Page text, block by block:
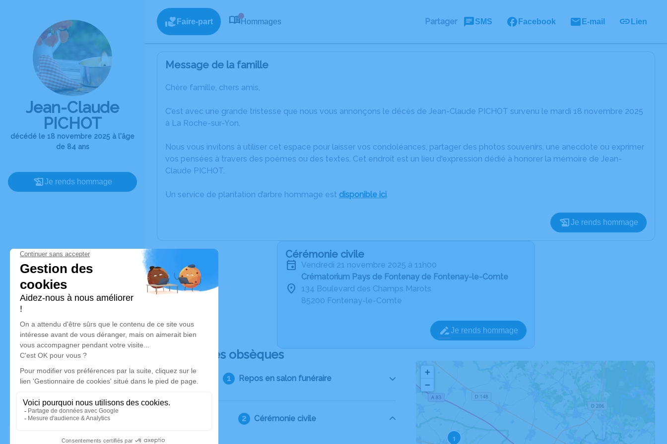
Jean-Claude
PICHOT
décédé le 18 novembre 2025 à l'âge
de 84 ans
Je rends hommage
Faire-part Hommages Partager SMS Facebook E-mail Lien
Message de la famille
Chère famille, chers amis,
C’est avec une grande tristesse que nous vous annonçons le décès de Jean-Claude PICHOT survenu le mardi 18 novembre 2025
à La Roche-sur-Yon.
Nous vous invitons à utiliser cet espace pour laisser vos condoléances, partager des photos souvenirs, une anecdote ou exprimer
vos pensées à travers des poèmes ou des textes. Cet endroit est un lieu d'expression dédié à honorer la mémoire de Jean-
Claude PICHOT.
Un service de plantation d’arbre hommage est disponible ici.
Je rends hommage
Cérémonie civile
vendredi 21 novembre 2025 à 11h00
Crématorium Pays de Fontenay de Fontenay-le-Comte
134 Boulevard des Champs Marots
85200 Fontenay-le-Comte
Je rends hommage
Déroulé des obsèques
Repos en salon funéraire
Cérémonie civile
1
+
−